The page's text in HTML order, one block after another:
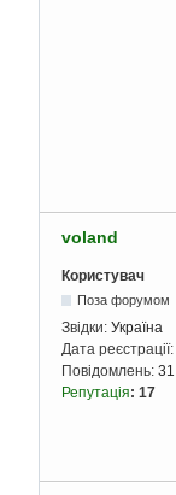
voland
Користувач
Поза форумом
Звідки: Україна
Дата реєстрації:
Повідомлень: 31
Репутація: 17